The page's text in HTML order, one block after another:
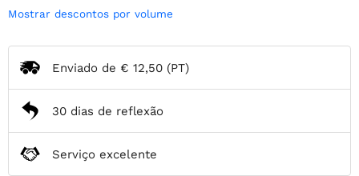
Mostrar descontos por volume
Enviado de € 12,50 (PT)
30 dias de reflexão
Serviço excelente